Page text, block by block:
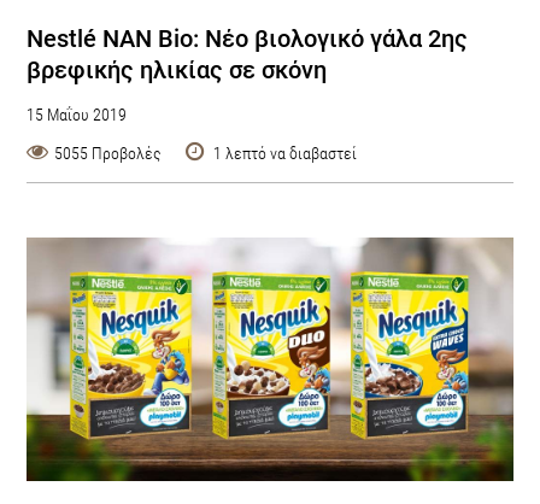
Nestlé NAN Bio: Nέο βιολογικό γάλα 2ης
βρεφικής ηλικίας σε σκόνη
15 Μαΐου 2019
5055 Προβολές
1 λεπτό να διαβαστεί